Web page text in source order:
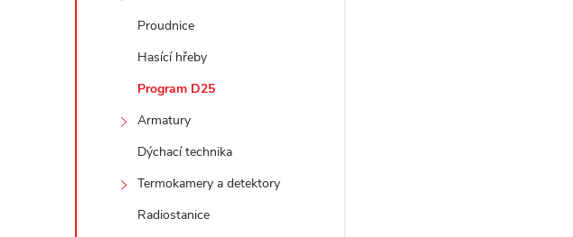
Proudnice
Hasící hřeby
Program D25
Armatury
Dýchací technika
Termokamery a detektory
Radiostanice